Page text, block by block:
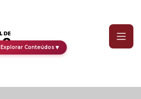
Explorar Conteúdos▼